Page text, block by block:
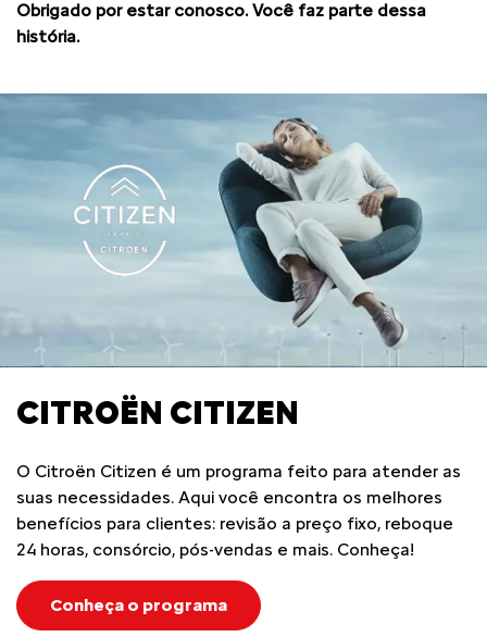
Obrigado por estar conosco. Você faz parte dessa
história.
CITROËN CITIZEN
O Citroën Citizen é um programa feito para atender as
suas necessidades. Aqui você encontra os melhores
benefícios para clientes: revisão a preço fixo, reboque
24 horas, consórcio, pós-vendas e mais. Conheça!
Conheça o programa